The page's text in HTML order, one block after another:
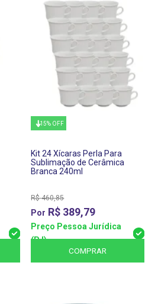
15% OFF
Kit 24 Xícaras Perla Para
Sublimação de Cerâmica
Branca 240ml
R$ 460,85
R$ 389,79
Preço Pessoa Jurídica
(PJ)
COMPRAR